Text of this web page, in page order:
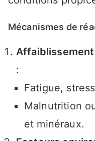
Mécanismes de
:
Fatigue,
Malnutrition
et minéraux.